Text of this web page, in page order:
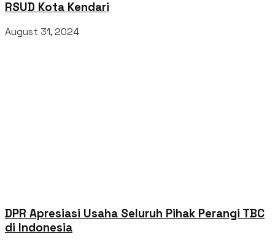
RSUD Kota Kendari
August 31, 2024
DPR Apresiasi Usaha Seluruh Pihak Perangi TBC
di Indonesia